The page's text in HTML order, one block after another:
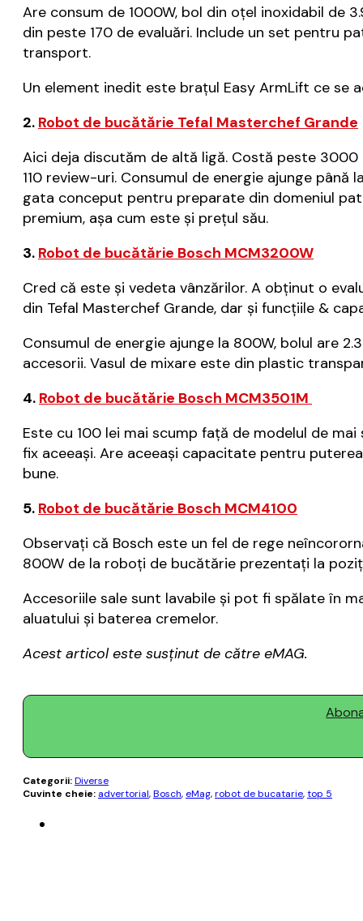
Are consum de 1000W, bol din oțel inoxidabil de
din peste 170 de evaluări. Include un set pentru
transport.
Un element inedit este brațul Easy ArmLift ce
2. Robot de bucătărie Tefal Masterchef Grande
Aici deja discutăm de altă ligă. Costă peste
110 review-uri. Consumul de energie ajunge
gata conceput pentru preparate din domeniul
premium, așa cum este și prețul său.
3. Robot de bucătărie Bosch MCM3200W
Cred că este și vedeta vânzărilor. A obținut o
din Tefal Masterchef Grande, dar și funcțiile &
Consumul de energie ajunge la 800W, bolul are
accesorii. Vasul de mixare este din plastic
4. Robot de bucătărie Bosch MCM3501M
Este cu 100 lei mai scump față de modelul de
fix aceeași. Are aceeași capacitate pentru
bune.
5. Robot de bucătărie Bosch MCM4100
Observați că Bosch este un fel de rege
800W de la roboți de bucătărie prezentați la
Accesoriile sale sunt lavabile și pot fi spălate în
aluatului și baterea cremelor.
Acest articol este susținut de către eMAG.
Categorii:Diverse
Cuvinte cheie: advertorial,Bosch, eMag,robot de bucatarie,top 5